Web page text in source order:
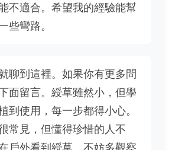
不適合。希望我的經驗能幫
些彎路。
聊到這裡。如果你有更多問
面留言。綬草雖然小，但學
到使用，每一步都得小心。
常見，但懂得珍惜的人不
戶外看到綬草，不妨多觀察